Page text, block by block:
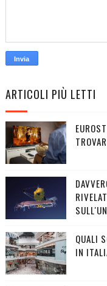
ARTICOLI PIÙ LETTI
QUALI
IN